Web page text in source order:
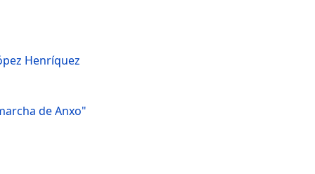
Henríquez
de Anxo"